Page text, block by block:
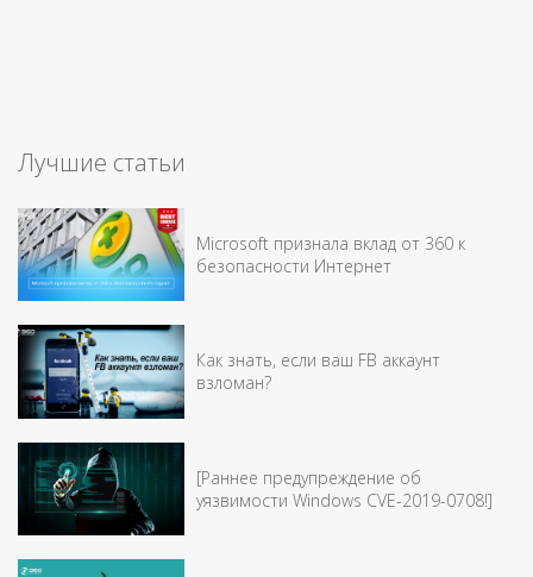
Лучшие статьи
Microsoft признала вклад от 360 к
безопасности Интернет
Как знать, если ваш FB аккаунт
взломан?
[Раннее предупреждение об
уязвимости Windows CVE-2019-0708!]